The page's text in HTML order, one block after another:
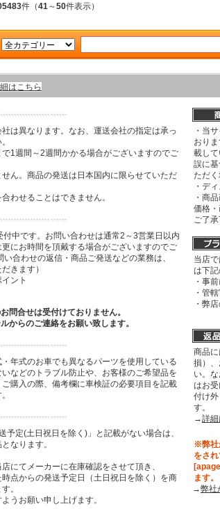
件（41～50件表示）
はこちら
は異なります。なお、運送会社の指定は承っ
1週間～2週間かかる場合がございますのでご
ん。商品の発送は日本国内に限らせていただ
わせることはできません。
中です。お問い合わせは通常2～3営業日以内
にお時間を頂戴する場合がございますのでご
合わせの返信・商品ご発送などの業務は、
きます）
ント
問合せは受付けておりません。
からのご連絡をお願い致します。
年式のお車でも異なるパーツを使用している
などのトラブル防止や、お客様のご希望品を
購入の際、備考欄に車検証の必要項目を記載
予定(土日祝日を除く)」と記載がない場合は、
なります。
にてメーカーに在庫確認をさせて頂き、
点からの発送予定日（土日祝日を除く）を商
。
うお願い申し上げます。
・当
おり
載し
誤に
ただく
・デ
・商
価格・
ご了
当店
は下記
・事
・管
・弊
商品
損）
い。
はお
付け
す。
→詳細
※弊社
をさ
ます。
→弊社